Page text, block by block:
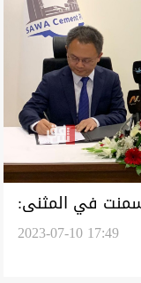
في المثنى:
عراقية
2023-07-10 17:49